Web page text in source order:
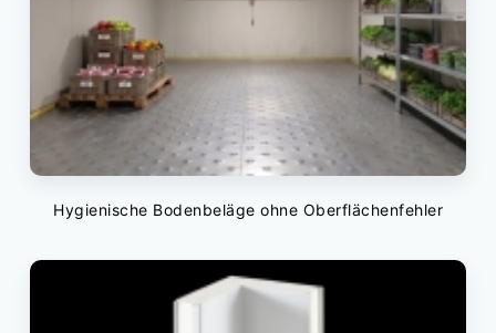
Hygienische Bodenbeläge ohne Oberflächenfehler